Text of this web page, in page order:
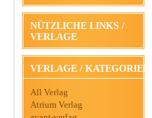
NÜTZLICHE LINKS /
VERLAGE
VERLAGE / KATEGORIEN
All Verlag
Atrium Verlag